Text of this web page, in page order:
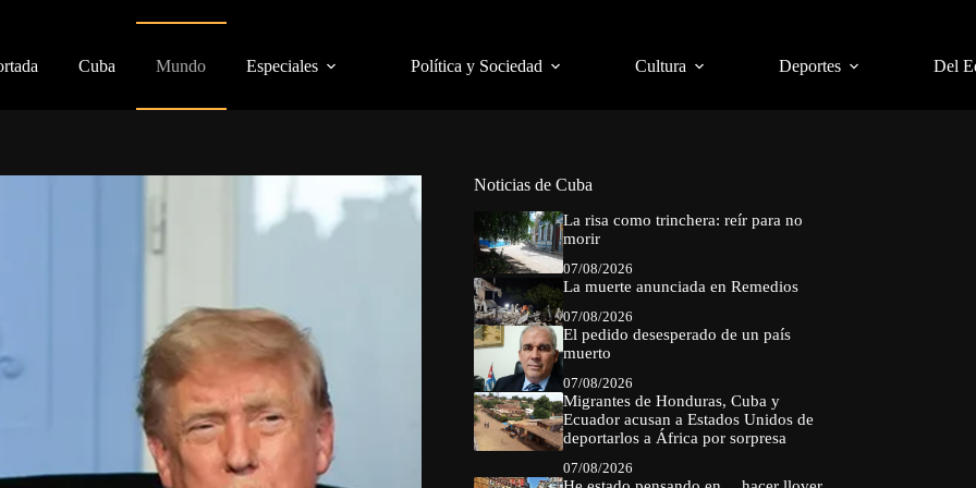
Cuba Mundo Especiales Política y Sociedad Cultura Deportes Del
Noticias de Cuba
La risa como trinchera: reír para no
morir
07/08/2026
La muerte anunciada en Remedios
07/08/2026
El pedido desesperado de un país
muerto
07/08/2026
Migrantes de Honduras, Cuba y
Ecuador acusan a Estados Unidos de
deportarlos a África por sorpresa
07/08/2026